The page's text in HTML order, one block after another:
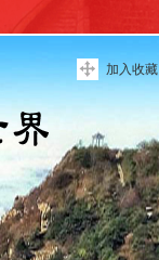
加入收藏